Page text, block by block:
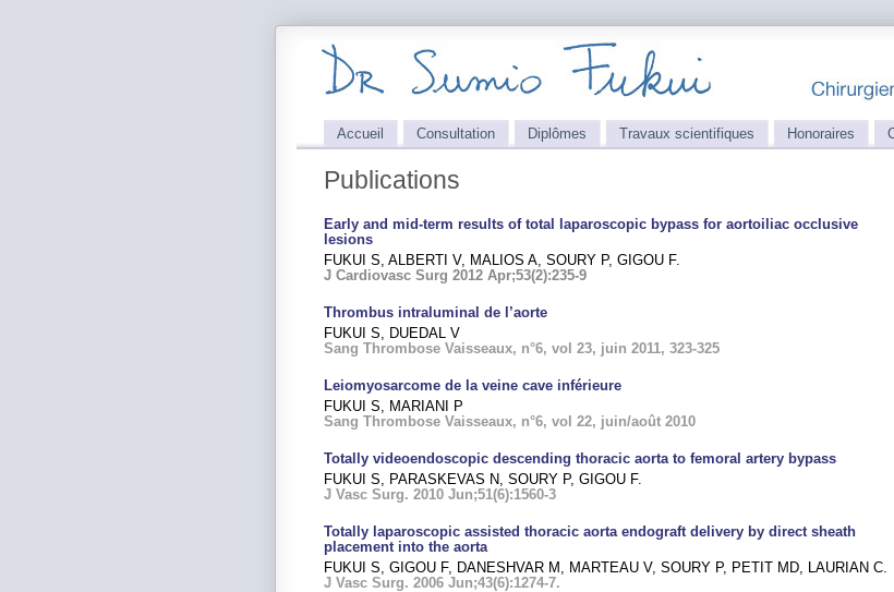
Accueil Consultation Diplômes Travaux scientifiques Honoraires
Publications
Early and mid-term results of total laparoscopic bypass for aortoiliac occlusive
lesions
FUKUI S, ALBERTI V, MALIOS A, SOURY P, GIGOU F.
J Cardiovasc Surg 2012 Apr;53(2):235-9
Thrombus intraluminal de l’aorte
FUKUI S, DUEDAL V
Sang Thrombose Vaisseaux, n°6, vol 23, juin 2011, 323-325
Leiomyosarcome de la veine cave inférieure
FUKUI S, MARIANI P
Sang Thrombose Vaisseaux, n°6, vol 22, juin/août 2010
Totally videoendoscopic descending thoracic aorta to femoral artery bypass
FUKUI S, PARASKEVAS N, SOURY P, GIGOU F.
J Vasc Surg. 2010 Jun;51(6):1560-3
Totally laparoscopic assisted thoracic aorta endograft delivery by direct sheath
placement into the aorta
FUKUI S, GIGOU F, DANESHVAR M, MARTEAU V, SOURY P, PETIT MD, LAURIAN C.
J Vasc Surg. 2006 Jun;43(6):1274-7.